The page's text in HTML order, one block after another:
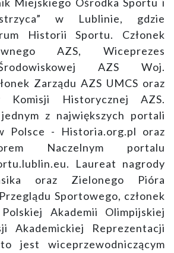
w Lublinie, gdzie
Historii Sportu. Członek
AZS, Wiceprezes
AZS Woj.
Zarządu AZS UMCS oraz
Komisji Historycznej AZS.
jednym z największych portali
Polsce - Historia.org.pl oraz
Naczelnym portalu
Laureat nagrody
oraz Zielonego Pióra
Sportowego, członek
Akademii Olimpijskiej
Akademickiej Reprezentacji
jest wiceprzewodniczącym